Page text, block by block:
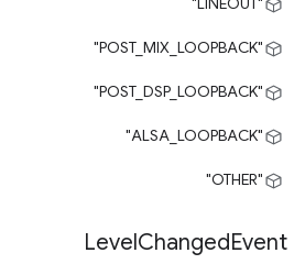
"POST_MIX_LOOPBACK"
"POST_DSP_LOOPBACK"
"ALSA_LOOPBACK"
"OTHER"
LevelChangedEvent